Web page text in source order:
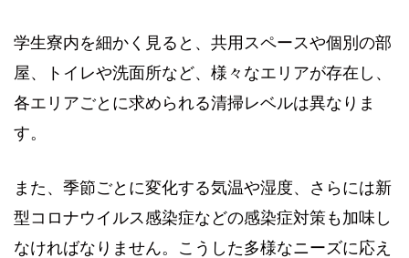
学生寮内を細かく見ると、共用スペースや個別の部
屋、トイレや洗面所など、様々なエリアが存在し、
各エリアごとに求められる清掃レベルは異なりま
す。
また、季節ごとに変化する気温や湿度、さらには新
型コロナウイルス感染症などの感染症対策も加味し
なければなりません。こうした多様なニーズに応え